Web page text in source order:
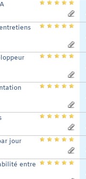
jour
entre